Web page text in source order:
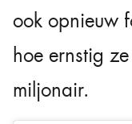
ook opnieuw
hoe ernstig
miljonair.